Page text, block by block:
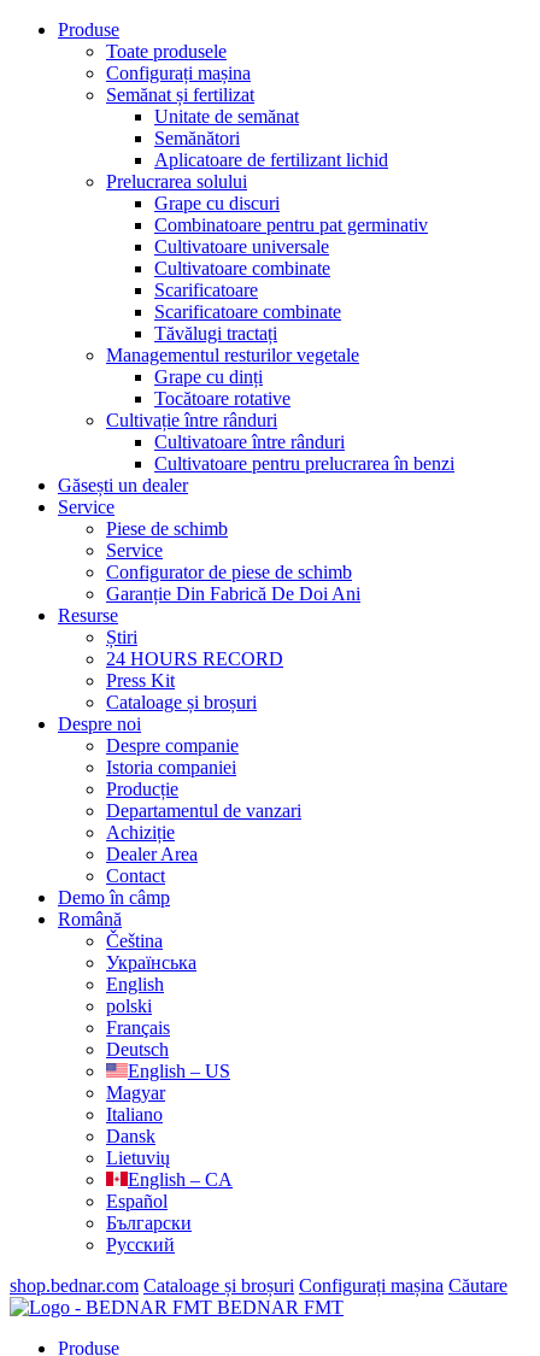
Produse
Toate produsele
Configurați mașina
Semănat și fertilizat
Unitate de semănat
Semănători
Aplicatoare de fertilizant lichid
Prelucrarea solului
Grape cu discuri
Combinatoare pentru pat germinativ
Cultivatoare universale
Cultivatoare combinate
Scarificatoare
Scarificatoare combinate
Tăvălugi tractați
Managementul resturilor vegetale
Grape cu dinți
Tocătoare rotative
Cultivație între rânduri
Cultivatoare între rânduri
Cultivatoare pentru prelucrarea în benzi
Găsești un dealer
Service
Piese de schimb
Service
Configurator de piese de schimb
Garanție Din Fabrică De Doi Ani
Resurse
Știri
24 HOURS RECORD
Press Kit
Cataloage și broșuri
Despre noi
Despre companie
Istoria companiei
Producție
Departamentul de vanzari
Achiziție
Dealer Area
Contact
Demo în câmp
Română
Čeština
Українська
English
polski
Français
Deutsch
English – US
Magyar
Italiano
Dansk
Lietuvių
English – CA
Español
Български
Русский
shop.bednar.com Cataloage și broșuri Configurați mașina Căutare
BEDNAR FMT
Produse